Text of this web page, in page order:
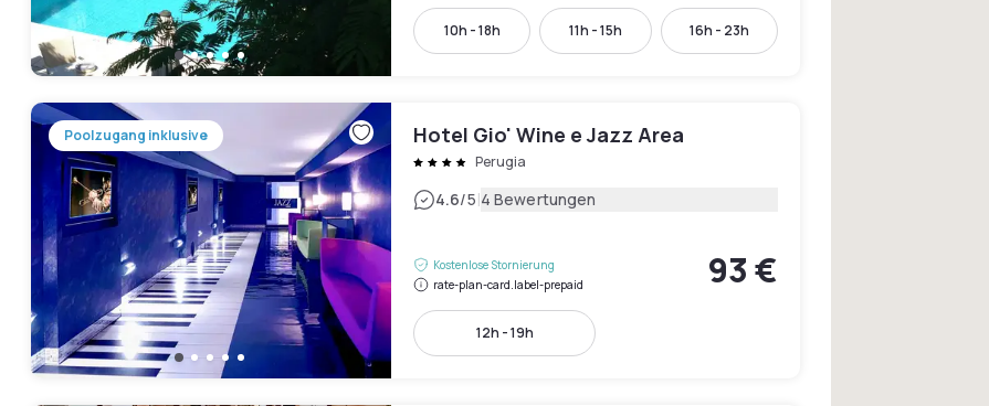
10h - 18h 11h - 15h 16h - 23h
Poolzugang inklusive Hotel Gio' Wine e Jazz Area
Perugia
4.6/5|4 Bewertungen
Kostenlose Stornierung
rate-plan-card.label-prepaid
93 €
12h - 19h